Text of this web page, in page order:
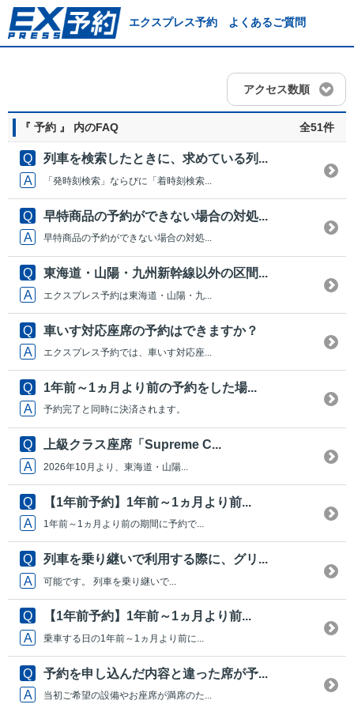
エクスプレス予約 よくあるご質問
アクセス数順
『 予約 』 内のFAQ 全51件
列車を検索したときに、求めている列...
「発時刻検索」ならびに「着時刻検索...
早特商品の予約ができない場合の対処...
早特商品の予約ができない場合の対処...
東海道・山陽・九州新幹線以外の区間...
エクスプレス予約は東海道・山陽・九...
車いす対応座席の予約はできますか？
エクスプレス予約では、車いす対応座...
1年前～1ヵ月より前の予約をした場...
予約完了と同時に決済されます。
上級クラス座席「Supreme C...
2026年10月より、東海道・山陽...
【1年前予約】1年前～1ヵ月より前...
1年前～1ヵ月より前の期間に予約で...
列車を乗り継いで利用する際に、グリ...
可能です。 列車を乗り継いで...
【1年前予約】1年前～1ヵ月より前...
乗車する日の1年前～1ヵ月より前に...
予約を申し込んだ内容と違った席が予...
当初ご希望の設備やお座席が満席のた...